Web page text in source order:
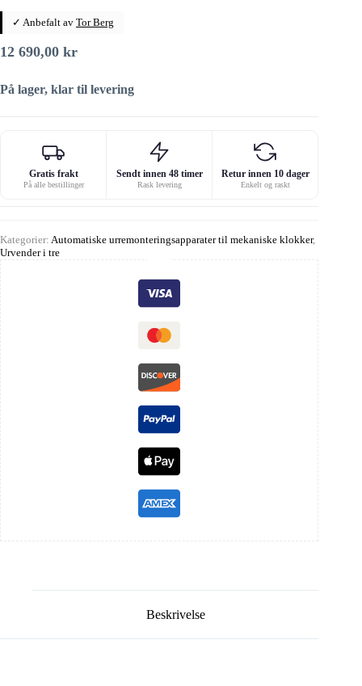
✓ Anbefalt av Tor Berg
12 690,00 kr
På lager, klar til levering
Gratis frakt
På alle bestillinger
Sendt innen 48 timer
Rask levering
Retur innen 10 dager
Enkelt og raskt
Kategorier: Automatiske urremonteringsapparater til mekaniske klokker,
Urvender i tre
Beskrivelse